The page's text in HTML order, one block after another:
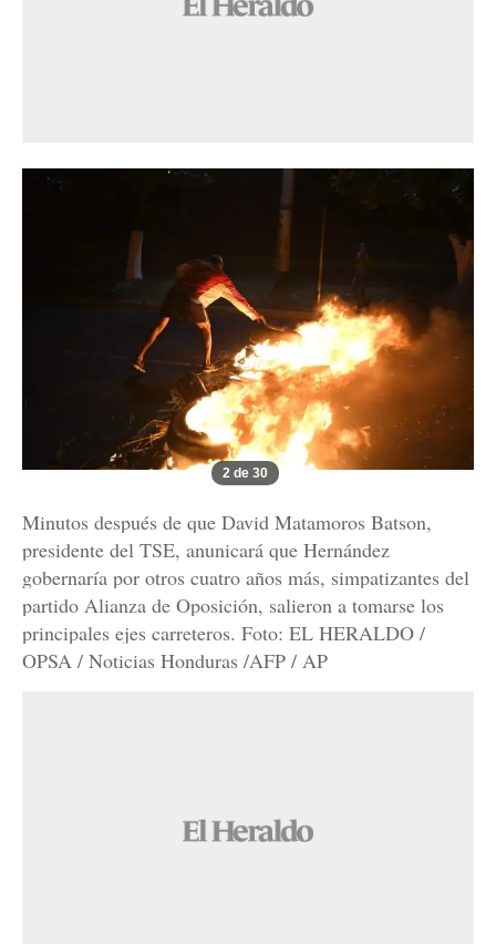
2 de 30
Minutos después de que David Matamoros Batson,
presidente del TSE, anunicará que Hernández
gobernaría por otros cuatro años más, simpatizantes del
partido Alianza de Oposición, salieron a tomarse los
principales ejes carreteros. Foto: EL HERALDO /
OPSA / Noticias Honduras /AFP / AP